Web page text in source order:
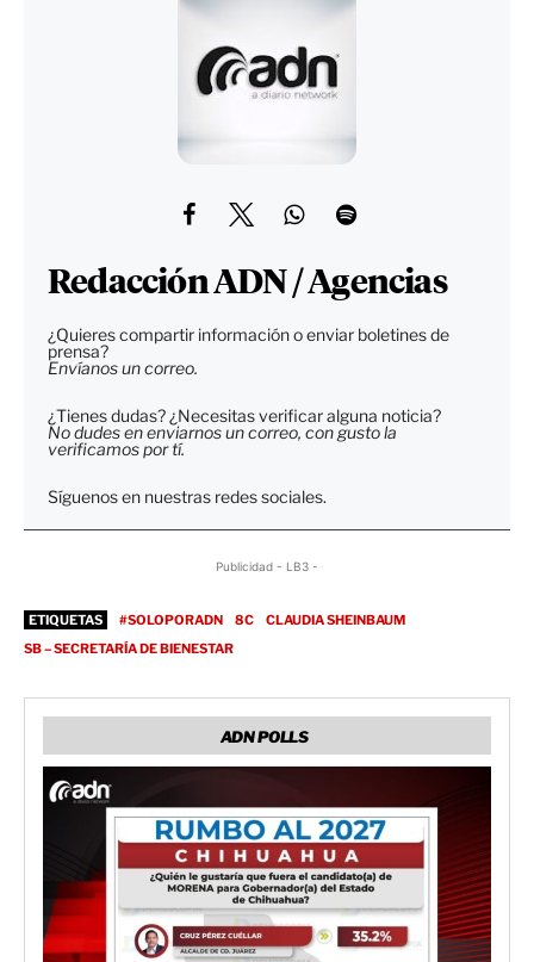
Redacción ADN / Agencias
¿Quieres compartir información o enviar boletines de
prensa?
Envíanos un correo.
¿Tienes dudas? ¿Necesitas verificar alguna noticia?
No dudes en enviarnos un correo, con gusto la
verificamos por tí.
Síguenos en nuestras redes sociales.
Publicidad - LB3 -
ETIQUETAS #SOLOPORADN 8C
CLAUDIA SHEINBAUM
SB – SECRETARÍA DE BIENESTAR
ADN POLLS